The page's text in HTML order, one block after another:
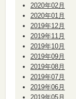
2020年02月
2020年01月
2019年12月
2019年11月
2019年10月
2019年09月
2019年08月
2019年07月
2019年06月
2019年05月